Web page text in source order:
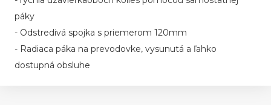
páky
- Odstredivá spojka s priemerom 120mm
- Radiaca páka na prevodovke, vysunutá a ľahko
dostupná obsluhe